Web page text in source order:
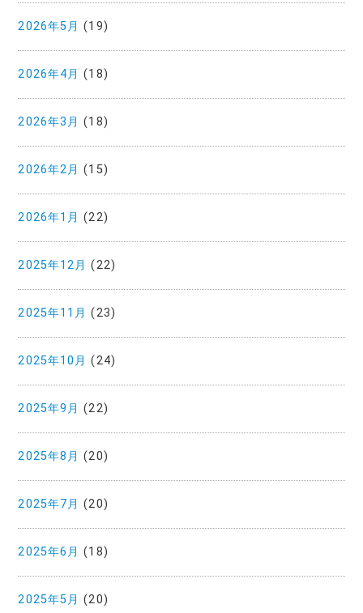
2026年5月 (19)
2026年4月 (18)
2026年3月 (18)
2026年2月 (15)
2026年1月 (22)
2025年12月 (22)
2025年11月 (23)
2025年10月 (24)
2025年9月 (22)
2025年8月 (20)
2025年7月 (20)
2025年6月 (18)
2025年5月 (20)